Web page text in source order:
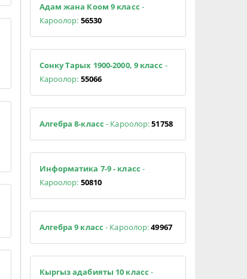
Адам жана Коом 9 класс -
Кароолор: 56530
Сонку Тарых 1900-2000, 9 класс -
Кароолор: 55066
Алгебра 8-класс - Кароолор:51758
Информатика 7-9 - класс -
Кароолор: 50810
Алгебра 9 класс- Кароолор:49967
Кыргыз адабияты 10 класс -